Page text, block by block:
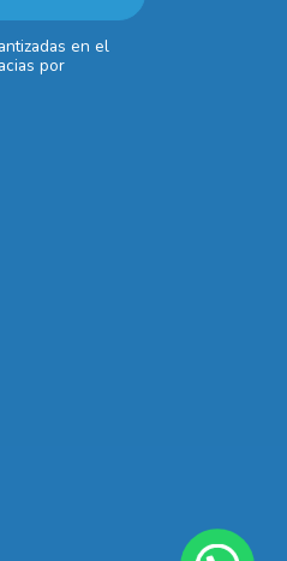
en el
por